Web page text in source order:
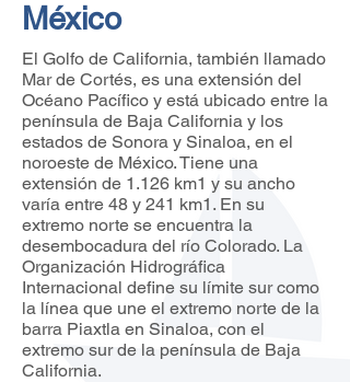
México
El Golfo de California, también llamado
Mar de Cortés, es una extensión del
Océano Pacífico y está ubicado entre la
península de Baja California y los
estados de Sonora y Sinaloa, en el
noroeste de México. Tiene una
extensión de 1.126 km1 y su ancho
varía entre 48 y 241 km1. En su
extremo norte se encuentra la
desembocadura del río Colorado. La
Organización Hidrográfica
Internacional define su límite sur como
la línea que une el extremo norte de la
barra Piaxtla en Sinaloa, con el
extremo sur de la península de Baja
California.